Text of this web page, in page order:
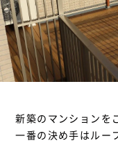
新築のマンションを
一番の決め手はルー